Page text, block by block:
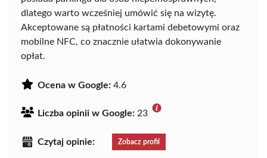
dlatego warto wcześniej umówić się na wizytę.
Akceptowane są płatności kartami debetowymi oraz
mobilne NFC, co znacznie ułatwia dokonywanie
opłat.
Ocena w Google: 4.6
Liczba opinii w Google: 23
Czytaj opinie: Zobacz profil